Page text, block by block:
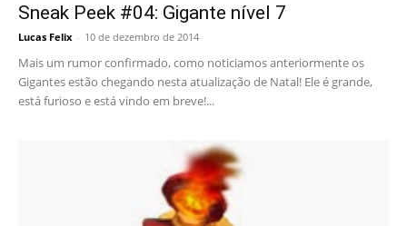
Sneak Peek #04: Gigante nível 7
Lucas Felix - 10 de dezembro de 2014
Mais um rumor confirmado, como noticiamos anteriormente os
Gigantes estão chegando nesta atualização de Natal! Ele é grande,
está furioso e está vindo em breve!...